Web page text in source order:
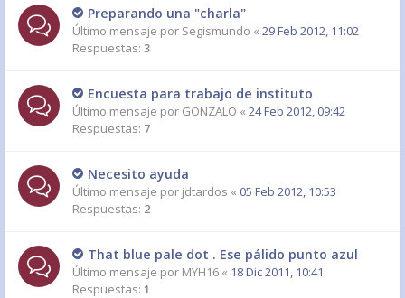
Preparando una "charla"
Último mensaje por Segismundo « 29 Feb 2012, 11:02
Respuestas: 3
Encuesta para trabajo de instituto
Último mensaje por GONZALO « 24 Feb 2012, 09:42
Respuestas: 7
Necesito ayuda
Último mensaje por jdtardos « 05 Feb 2012, 10:53
Respuestas: 2
That blue pale dot . Ese pálido punto azul
Último mensaje por MYH16 « 18 Dic 2011, 10:41
Respuestas: 1